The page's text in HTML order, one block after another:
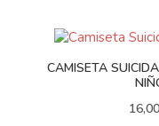
CAMISETA